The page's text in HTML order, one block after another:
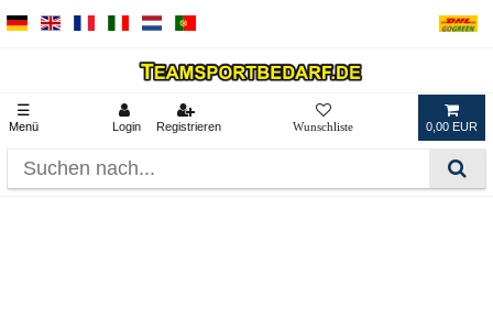
☰
Menü Login Registrieren 0,00 EUR